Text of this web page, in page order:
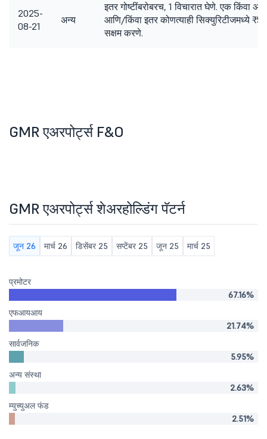
2025-
08-21
अन्य
इतर गोष्टींबरोबरच, 1 विचारात घेणे. एक किंवा
आणि/किंवा इतर कोणत्याही सिक्युरिटीजमध्ये
सक्षम करणे.
GMR एअरपोर्ट्स F&O
GMR एअरपोर्ट्स शेअरहोल्डिंग पॅटर्न
जून 26 मार्च 26 डिसेंबर 25 सप्टेंबर 25 जून 25 मार्च 25
प्रमोटर
67.16%
एफआयआय
21.74%
सार्वजनिक
5.95%
अन्य संस्था
2.63%
म्युच्युअल फंड
2.51%